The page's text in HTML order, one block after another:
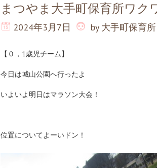
まつやま大手町保育所ワ
2024年3月7日 by 大手町保育所
【０，1歳児チーム】
今日は城山公園へ行ったよ
いよいよ明日はマラソン大会！
位置についてよーいドン！